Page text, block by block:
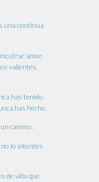
una continua
amor.
valientes.
has tenido.
has hecho.
camino.
no lo intentes.
de vida que